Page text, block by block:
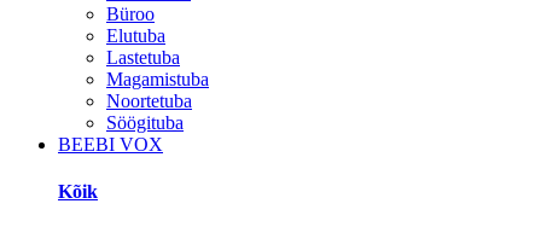
Büroo
Elutuba
Lastetuba
Magamistuba
Noortetuba
Söögituba
BEEBI VOX
Kõik